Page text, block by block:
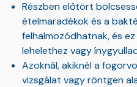
Részben előtört
ételmaradékok és a
felhalmozódhatnak, és
lehelethez vagy
Azoknál, akiknél a
vizsgálat vagy röntgen